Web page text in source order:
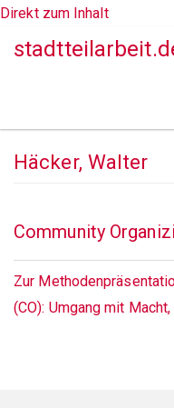
Direkt zum Inhalt
Häcker, Walter
Community
Zur
(CO): Umgang mit